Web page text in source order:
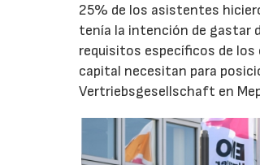
25% de los asistentes
tenía la intención de gastar
requisitos específicos de
capital necesitan para
Vertriebsgesellschaft en